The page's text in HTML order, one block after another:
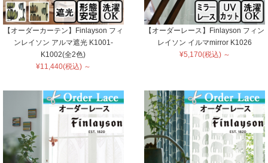
【オーダーカーテン】Finlayson フィ
ンレイソン アルマ遮光 K1001-
K1002(全2色)
¥11,440(税込) ～
【オーダーレース】Finlayson フィン
レイソン イルマmirror K1026
¥5,170(税込) ～